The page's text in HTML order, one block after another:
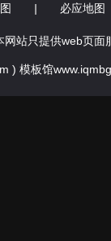
| 必应地图
站只提供web页面
) 模板馆